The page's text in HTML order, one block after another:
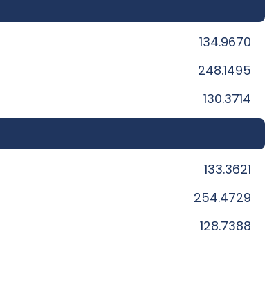
134.9670
248.1495
130.3714
133.3621
254.4729
128.7388